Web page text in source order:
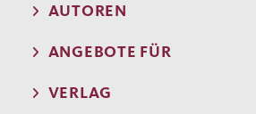
AUTOREN
ANGEBOTE FÜR
VERLAG